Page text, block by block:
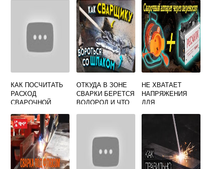
ИЛИ
ПЕРЕМЕННЫЙ
КАК ПОСЧИТАТЬ
РАСХОД
СВАРОЧНОЙ
ОТКУДА В ЗОНЕ
СВАРКИ БЕРЕТСЯ
ВОДОРОД И ЧТО
НЕ ХВАТАЕТ
НАПРЯЖЕНИЯ
ДЛЯ
АППАРАТА